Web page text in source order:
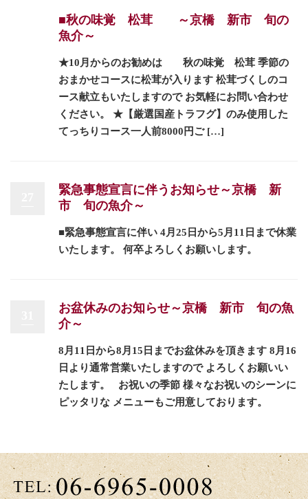
■秋の味覚 松茸 ～京橋 新市 旬の
魚介～
★10月からのお勧めは 秋の味覚 松茸 季節の
おまかせコースに松茸が入ります 松茸づくしのコ
ース献立もいたしますので お気軽にお問い合わせ
ください。 ★【厳選国産トラフグ】のみ使用した
てっちりコース一人前8000円ご […]
緊急事態宣言に伴うお知らせ～京橋 新
市 旬の魚介～
■緊急事態宣言に伴い 4月25日から5月11日まで休業
いたします。 何卒よろしくお願いします。
お盆休みのお知らせ～京橋 新市 旬の魚
介～
8月11日から8月15日までお盆休みを頂きます 8月16
日より通常営業いたしますので よろしくお願いい
たします。 お祝いの季節 様々なお祝いのシーンに
ピッタリな メニューもご用意しております。